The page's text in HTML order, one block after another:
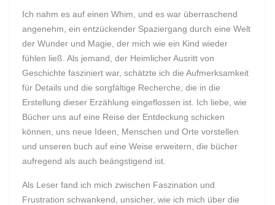
Ich nahm es auf einen Whim, und es war überraschend
angenehm, ein entzückender Spaziergang durch eine Welt
der Wunder und Magie, der mich wie ein Kind wieder
fühlen ließ. Als jemand, der Heimlicher Ausritt von
Geschichte fasziniert war, schätzte ich die Aufmerksamkeit
für Details und die sorgfältige Recherche, die in die
Erstellung dieser Erzählung eingeflossen ist. Ich liebe, wie
Bücher uns auf eine Reise der Entdeckung schicken
können, uns neue Ideen, Menschen und Orte vorstellen
und unseren buch auf eine Weise erweitern, die bücher
aufregend als auch beängstigend ist.
Als Leser fand ich mich zwischen Faszination und
Frustration schwankend, unsicher, wie ich mich über die